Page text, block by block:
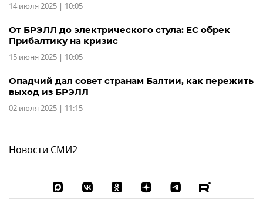
14 июля 2025 | 10:05
От БРЭЛЛ до электрического стула: ЕС обрек
Прибалтику на кризис
15 июня 2025 | 10:05
Опадчий дал совет странам Балтии, как пережить
выход из БРЭЛЛ
02 июля 2025 | 11:15
Новости СМИ2